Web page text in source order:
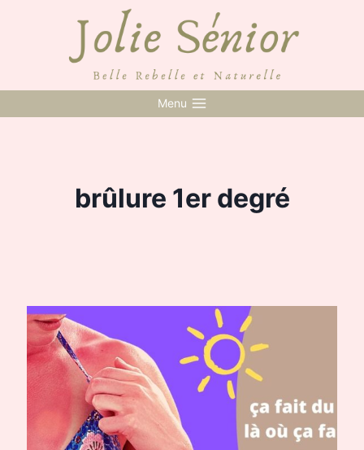
Menu
brûlure 1er degré